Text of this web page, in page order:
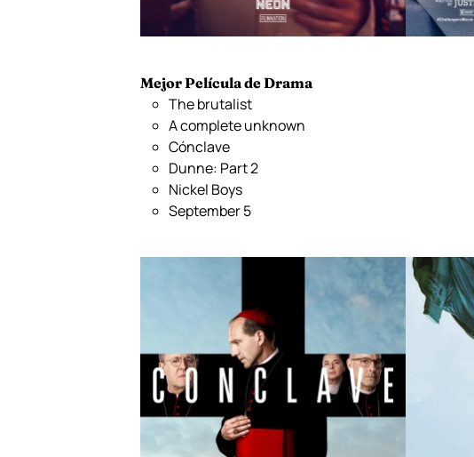
Mejor Película de Drama
The brutalist
A complete unknown
Cónclave
Dunne: Part 2
Nickel Boys
September 5